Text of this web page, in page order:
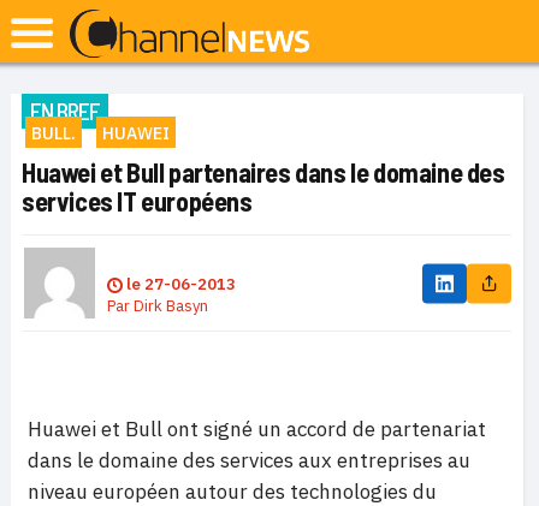
EN BREF
BULL. HUAWEI
Huawei et Bull partenaires dans le domaine des
services IT européens
le 27-06-2013
ParDirk Basyn
Huawei et Bull ont signé un accord de partenariat
dans le domaine des services aux entreprises au
niveau européen autour des technologies du